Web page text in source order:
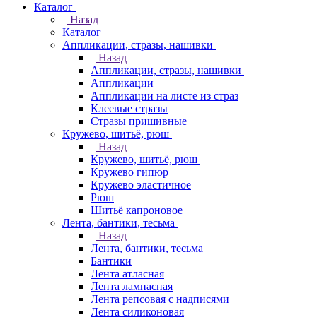
Каталог
Назад
Каталог
Аппликации, стразы, нашивки
Назад
Аппликации, стразы, нашивки
Аппликации
Аппликации на листе из страз
Клеевые стразы
Стразы пришивные
Кружево, шитьё, рюш
Назад
Кружево, шитьё, рюш
Кружево гипюр
Кружево эластичное
Рюш
Шитьё капроновое
Лента, бантики, тесьма
Назад
Лента, бантики, тесьма
Бантики
Лента атласная
Лента лампасная
Лента репсовая с надписями
Лента силиконовая